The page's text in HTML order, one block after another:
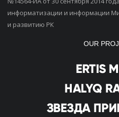
информатизации и информации
и развитию РК
OUR